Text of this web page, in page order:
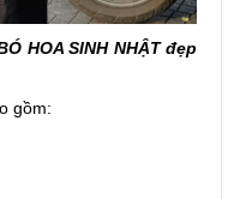
HOA SINH NHẬT đẹp
gồm: